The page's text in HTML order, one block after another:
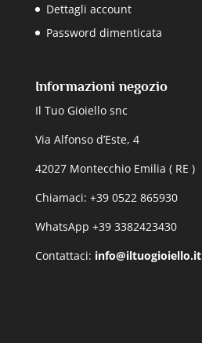
Dettagli account
Password dimenticata
Informazioni negozio
Il Tuo Gioiello snc
Via Alfonso d’Este, 4
42027 Montecchio Emilia ( RE )
Chiamaci: +39 0522 865930
WhatsApp +39 3382423430
Contattaci: info@iltuogioiello.it